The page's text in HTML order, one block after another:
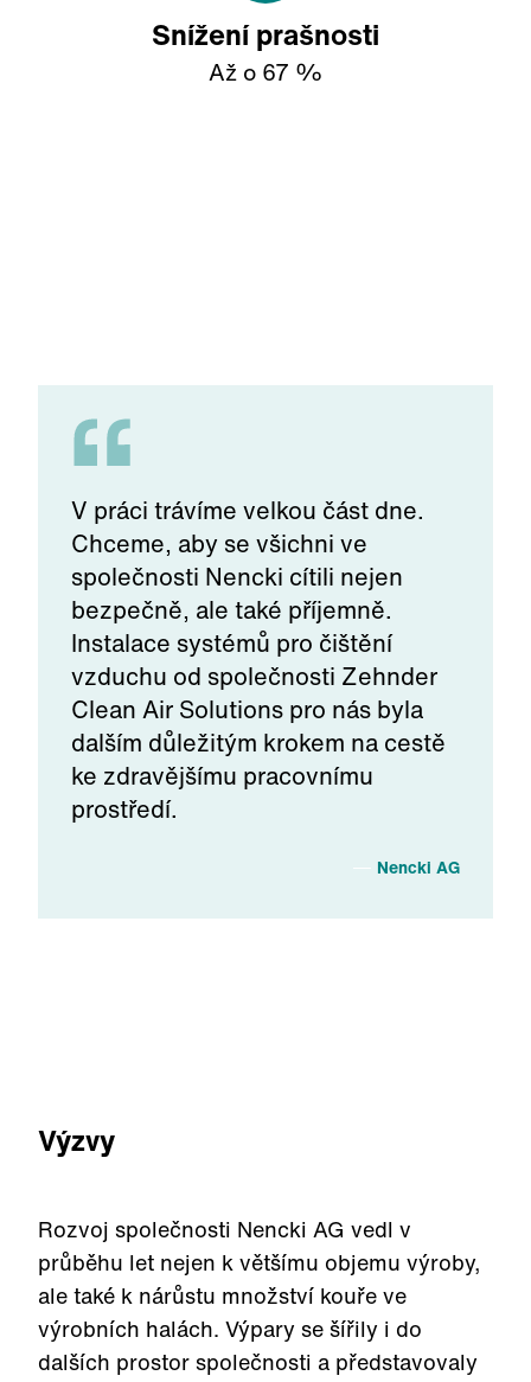
Snížení prašnosti
Až o 67 %
V práci trávíme velkou část dne.
Chceme, aby se všichni ve
společnosti Nencki cítili nejen
bezpečně, ale také příjemně.
Instalace systémů pro čištění
vzduchu od společnosti Zehnder
Clean Air Solutions pro nás byla
dalším důležitým krokem na cestě
ke zdravějšímu pracovnímu
prostředí.
Nencki AG
Výzvy
Rozvoj společnosti Nencki AG vedl v
průběhu let nejen k většímu objemu výroby,
ale také k nárůstu množství kouře ve
výrobních halách. Výpary se šířily i do
dalších prostor společnosti a představovaly